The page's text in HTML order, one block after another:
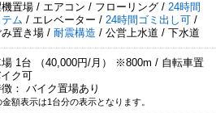
置場 / エアコン / フローリング / 24時間
ム / エレベーター / 24時間ゴミ出し可 /
置き場 / 耐震構造 / 公営上水道 / 下水道
1台 （40,000円/月） ※800m / 自転車置
ク可
： バイク置場あり
額表示は1台分の表示となります。